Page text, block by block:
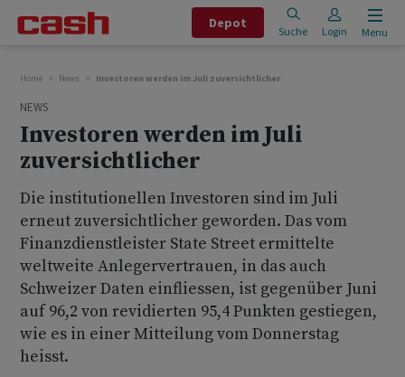
Depot
Suche Login Menu
Home News Investoren werden im Juli zuversichtlicher
NEWS
Investoren werden im Juli
zuversichtlicher
Die institutionellen Investoren sind im Juli
erneut zuversichtlicher geworden. Das vom
Finanzdienstleister State Street ermittelte
weltweite Anlegervertrauen, in das auch
Schweizer Daten einfliessen, ist gegenüber Juni
auf 96,2 von revidierten 95,4 Punkten gestiegen,
wie es in einer Mitteilung vom Donnerstag
heisst.